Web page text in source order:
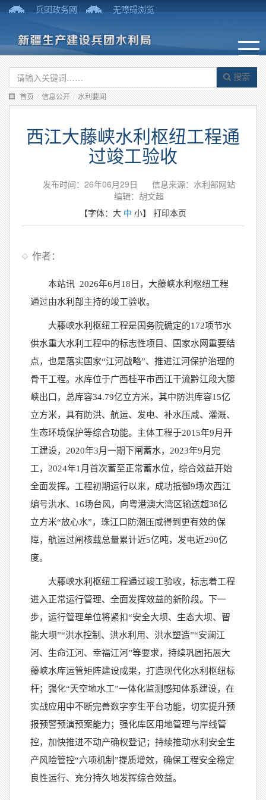
兵团政务网 无障碍浏览
搜索
首页 / 信息公开 / 水利要闻
西江大藤峡水利枢纽工程通
过竣工验收
发布时间：26年06月29日
信息来源：水利部网站
编辑：胡文超
【字体： 大 中 小】 打印本页
作者：
本站讯 2026年6月18日，大藤峡水利枢纽工程
通过由水利部主持的竣工验收。
大藤峡水利枢纽工程是国务院确定的172项节水
供水重大水利工程中的标志性项目、国家水网重要结
点，也是落实国家“江河战略”、推进江河保护治理的
骨干工程。水库位于广西桂平市西江干流黔江段大藤
峡出口，总库容34.79亿立方米，其中防洪库容15亿
立方米，具有防洪、航运、发电、补水压咸、灌溉、
生态环境保护等综合功能。主体工程于2015年9月开
工建设，2020年3月一期下闸蓄水，2023年9月完
工，2024年1月首次蓄至正常蓄水位，综合效益开始
全面发挥。工程初期运行以来，成功抵御9场次西江
编号洪水、16场台风，向粤港澳大湾区输送超38亿
立方米“放心水”，珠江口防潮压咸得到更有效的保
障，航运过闸核载总量累计近5亿吨，发电近290亿
度。
大藤峡水利枢纽工程通过竣工验收，标志着工程
进入正常运行管理、全面发挥效益的新阶段。下一
步，运行管理单位将紧扣“安全大坝、生态大坝、智
能大坝”“洪水控制、洪水利用、洪水塑造”“安澜江
河、生命江河、幸福江河”等要求，持续巩固拓展大
藤峡水库运管矩阵建设成果，打造现代化水利枢纽标
杆；强化“天空地水工”一体化监测感知体系建设，在
实战应用中不断完善数字孪生平台功能，切实提升预
报预警预演预案能力；强化库区用地管理与岸线管
控，加快推进不动产确权登记；持续推动水利安全生
产风险管控“六项机制”提质增效，确保工程安全稳定
良性运行、充分持久地发挥综合效益。